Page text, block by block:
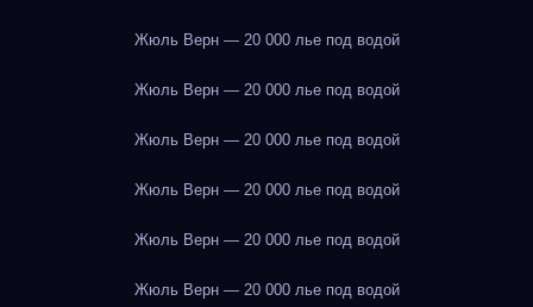
Жюль Верн — 20 000 лье под водой
Жюль Верн — 20 000 лье под водой
Жюль Верн — 20 000 лье под водой
Жюль Верн — 20 000 лье под водой
Жюль Верн — 20 000 лье под водой
Жюль Верн — 20 000 лье под водой